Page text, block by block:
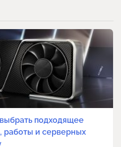
подходящее
работы и серверных